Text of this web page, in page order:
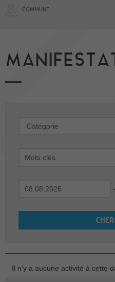
COMMUNE
-
Il n'y a aucune activité à cette